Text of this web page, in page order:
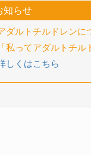
知らせ
ダルトチルドレンに
「私ってアダルトチ
しくはこちら